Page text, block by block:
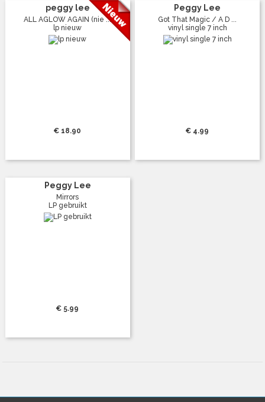
peggy lee
ALL AGLOW AGAIN (nie ...
lp nieuw
€ 18.90
Peggy Lee
Got That Magic / A D ...
vinyl single 7 inch
€ 4.99
Peggy Lee
Mirrors
LP gebruikt
€ 5.99